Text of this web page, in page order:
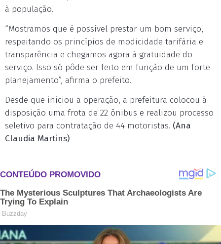
à população.
“Mostramos que é possível prestar um bom serviço,
respeitando os princípios de modicidade tarifária e
transparência e chegamos agora à gratuidade do
serviço. Isso só pôde ser feito em função de um forte
planejamento”, afirma o prefeito.
Desde que iniciou a operação, a prefeitura colocou à
disposição uma frota de 22 ônibus e realizou processo
seletivo para contratação de 44 motoristas. (Ana
Claudia Martins)